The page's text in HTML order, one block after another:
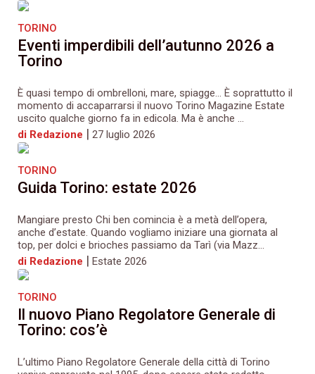
TORINO
Eventi imperdibili dell’autunno 2026 a
Torino
È quasi tempo di ombrelloni, mare, spiagge… È soprattutto il
momento di accaparrarsi il nuovo Torino Magazine Estate
uscito qualche giorno fa in edicola. Ma è anche ...
di Redazione | 27 luglio 2026
TORINO
Guida Torino: estate 2026
Mangiare presto Chi ben comincia è a metà dell’opera,
anche d’estate. Quando vogliamo iniziare una giornata al
top, per dolci e brioches passiamo da Tarì (via Mazz...
di Redazione | Estate 2026
TORINO
Il nuovo Piano Regolatore Generale di
Torino: cos’è
L’ultimo Piano Regolatore Generale della città di Torino